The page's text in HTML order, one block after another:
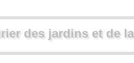
des jardins et de